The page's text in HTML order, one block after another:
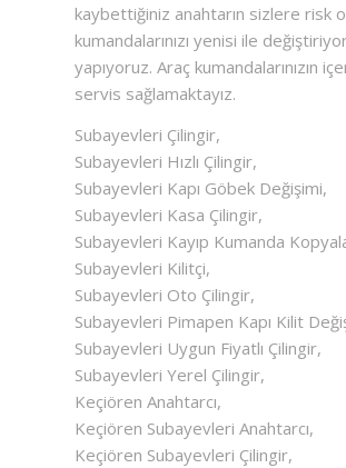
kaybettiğiniz anahtarın sizlere risk
kumandalarınızı yenisi ile
yapıyoruz. Araç kumandalarınızın
servis sağlamaktayız.
Subayevleri Çilingir,
Subayevleri Hızlı Çilingir,
Subayevleri Kapı Göbek Değişimi,
Subayevleri Kasa Çilingir,
Subayevleri Kayıp Kumanda
Subayevleri Kilitçi,
Subayevleri Oto Çilingir,
Subayevleri Pimapen Kapı Kilit
Subayevleri Uygun Fiyatlı Çilingir,
Subayevleri Yerel Çilingir,
Keçiören Anahtarcı,
Keçiören Subayevleri Anahtarcı,
Keçiören Subayevleri Çilingir,